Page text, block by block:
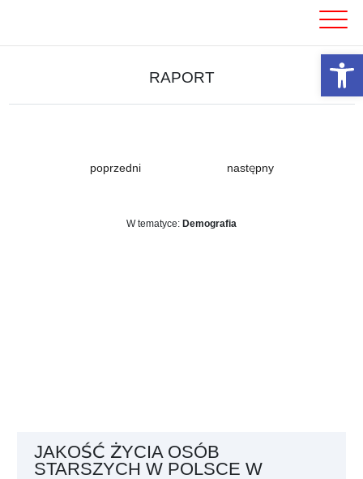
RAPORT
poprzedni następny
W tematyce: Demografia
JAKOŚĆ ŻYCIA OSÓB
STARSZYCH W POLSCE W